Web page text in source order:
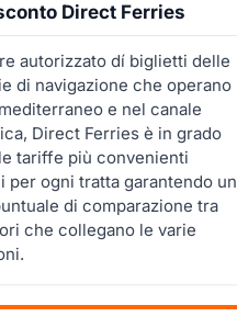
Direct Ferries
autorizzato dí biglietti delle
di navigazione che operano
e nel canale
Direct Ferries è in grado
tariffe più convenienti
per ogni tratta garantendo un
di comparazione tra
che collegano le varie